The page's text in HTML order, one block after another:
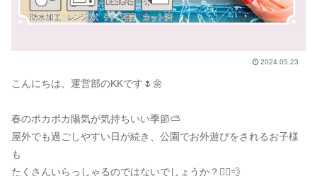
2024.05.23
こんにちは、運営部のKKです🌷🌼
春のポカポカ陽気が気持ちいい季節⛅️
屋外でも過ごしやすい日が続き、公園でお外遊びをされるお子様
も
たくさんいらっしゃるのではないでしょうか？🏃‍♂️💨